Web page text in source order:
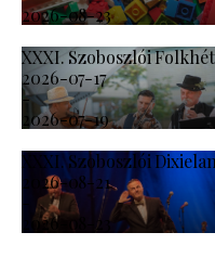
2026-08-23
XXXI. Szoboszlói
2026-07-17
-
2026-07-19
XXXI. Szoboszlói
2026-08-21
-
2026-08-23